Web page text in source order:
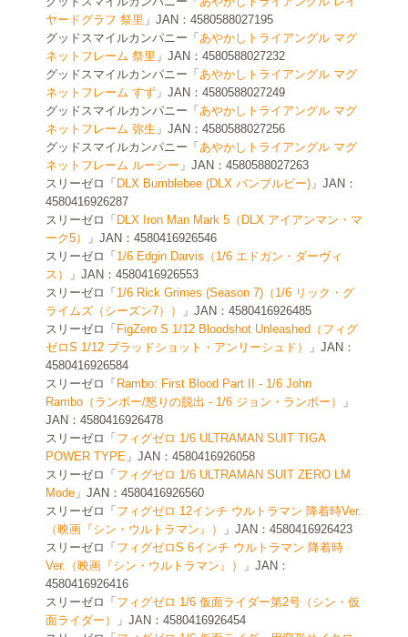
ヤードグラフ 祭里 」JAN：4580588027195
グッドスマイルカンパニー「 あやかしトライアングル マグ
ネットフレーム 祭里 」JAN：4580588027232
グッドスマイルカンパニー「 あやかしトライアングル マグ
ネットフレーム すず 」JAN：4580588027249
グッドスマイルカンパニー「 あやかしトライアングル マグ
ネットフレーム 弥生 」JAN：4580588027256
グッドスマイルカンパニー「 あやかしトライアングル マグ
ネットフレーム ルーシー 」JAN：4580588027263
スリーゼロ「 DLX Bumblebee (DLX バンブルビー) 」JAN：
4580416926287
スリーゼロ「 DLX Iron Man Mark 5（DLX アイアンマン・マ
ーク5）
」JAN：4580416926546
スリーゼロ「 1/6 Edgin Darvis（1/6 エドガン・ダーヴィ
ス）
」JAN：4580416926553
スリーゼロ「 1/6 Rick Grimes (Season 7)（1/6 リック・グ
ライムズ（シーズン7））
」JAN：4580416926485
スリーゼロ「 FigZero S 1/12 Bloodshot Unleashed（フィグ
ゼロS 1/12 ブラッドショット・アンリーシュド）
」JAN：
4580416926584
スリーゼロ「 Rambo: First Blood Part II - 1/6 John
Rambo（ランボー/怒りの脱出 - 1/6 ジョン・ランボー）
」
JAN：4580416926478
スリーゼロ「 フィグゼロ 1/6 ULTRAMAN SUIT TIGA
POWER TYPE 」JAN：4580416926058
スリーゼロ「 フィグゼロ 1/6 ULTRAMAN SUIT ZERO LM
Mode 」JAN：4580416926560
スリーゼロ「 フィグゼロ 12インチ ウルトラマン 降着時Ver.
（映画『シン・ウルトラマン』）
」JAN：4580416926423
スリーゼロ「 フィグゼロS 6インチ ウルトラマン 降着時
Ver.（映画『シン・ウルトラマン』）
」JAN：
4580416926416
スリーゼロ「 フィグゼロ 1/6 仮面ライダー第2号（シン・仮
面ライダー）
」JAN：4580416926454